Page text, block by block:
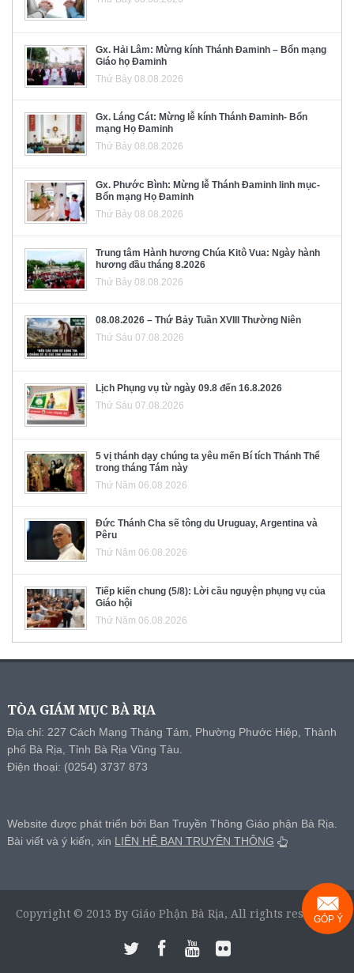
Gx. Hải Lâm: Mừng kính Thánh Đaminh – Bổn mạng
Giáo họ Đaminh
Thứ Bảy 08.08.2026
Gx. Láng Cát: Mừng lễ kính Thánh Đaminh- Bổn
mạng Họ Đaminh
Thứ Bảy 08.08.2026
Gx. Phước Bình: Mừng lễ Thánh Đaminh linh mục-
Bổn mạng Họ Đaminh
Thứ Bảy 08.08.2026
Trung tâm Hành hương Chúa Kitô Vua: Ngày hành
hương đầu tháng 8.2026
Thứ Bảy 08.08.2026
08.08.2026 – Thứ Bảy Tuần XVIII Thường Niên
Thứ Sáu 07.08.2026
Lịch Phụng vụ từ ngày 09.8 đến 16.8.2026
Thứ Sáu 07.08.2026
5 vị thánh dạy chúng ta yêu mến Bí tích Thánh Thể
trong tháng Tám này
Thứ Năm 06.08.2026
Đức Thánh Cha sẽ tông du Uruguay, Argentina và
Pêru
Thứ Năm 06.08.2026
Tiếp kiến chung (5/8): Lời cầu nguyện phụng vụ của
Giáo hội
Thứ Năm 06.08.2026
TÒA GIÁM MỤC BÀ RỊA
Địa chỉ: 227 Cách Mạng Tháng Tám, Phường Phước Hiệp, Thành
phố Bà Rịa, Tỉnh Bà Rịa Vũng Tàu.
Điện thoại: (0254) 3737 873
Website được phát triển bởi Ban Truyền Thông Giáo phận Bà Rịa.
Bài viết và ý kiến, xin LIÊN HỆ BAN TRUYỀN THÔNG
Copyright © 2013 By Giáo Phận Bà Rịa, All rights reserved.
GÓP Ý